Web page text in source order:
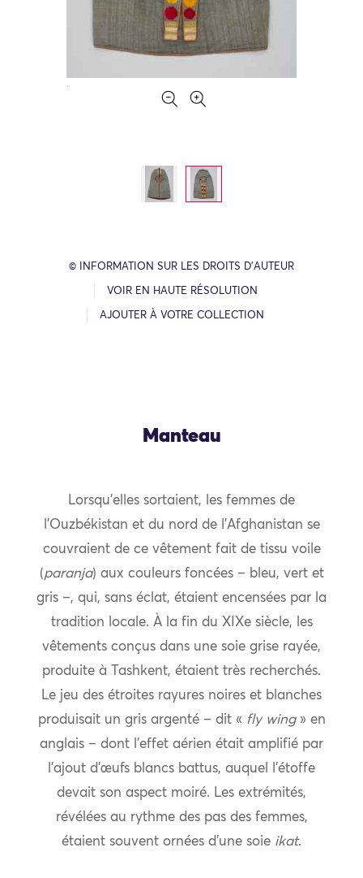
© INFORMATION SUR LES DROITS D’AUTEUR
VOIR EN HAUTE RÉSOLUTION
AJOUTER À VOTRE COLLECTION
Manteau
Lorsqu’elles sortaient, les femmes de
l’Ouzbékistan et du nord de l’Afghanistan se
couvraient de ce vêtement fait de tissu voile
(paranja) aux couleurs foncées – bleu, vert et
gris –, qui, sans éclat, étaient encensées par la
tradition locale. À la fin du XIXe siècle, les
vêtements conçus dans une soie grise rayée,
produite à Tashkent, étaient très recherchés.
Le jeu des étroites rayures noires et blanches
produisait un gris argenté – dit « fly wing» en
anglais – dont l’effet aérien était amplifié par
l’ajout d’œufs blancs battus, auquel l’étoffe
devait son aspect moiré. Les extrémités,
révélées au rythme des pas des femmes,
étaient souvent ornées d’une soie ikat.